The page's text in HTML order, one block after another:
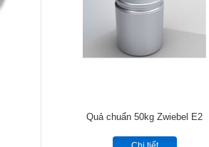
Quả chuẩn 50kg Zwiebel E2